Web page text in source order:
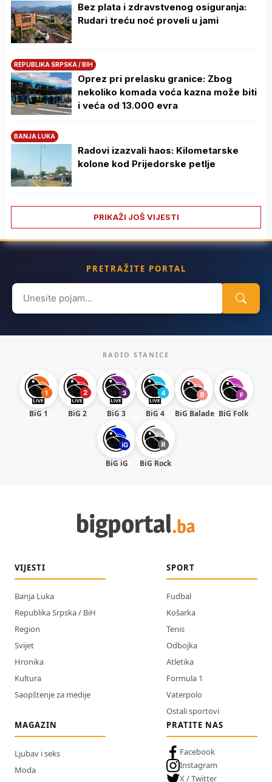
Bez plata i zdravstvenog osiguranja:
Rudari treću noć proveli u jami
REPUBLIKA SRPSKA / BIH
Oprez pri prelasku granice: Zbog
nekoliko komada voća kazna može biti
i veća od 13.000 evra
BANJA LUKA
Radovi izazvali haos: Kilometarske
kolone kod Prijedorske petlje
PRIKAŽI JOŠ VIJESTI
PRETRAŽITE PORTAL
Search
for:
RADIO STANICE
BiG 1 BiG 2 BiG 3 BiG 4 BiG Balade BiG Folk
BiG iG BiG Rock
VIJESTI
Banja Luka
Republika Srpska / BiH
Region
Svijet
Hronika
Kultura
Saopštenje za medije
SPORT
Fudbal
Košarka
Tenis
Odbojka
Atletika
Formula 1
Vaterpolo
Ostali sportovi
MAGAZIN
Ljubav i seks
Moda
PRATITE NAS
Facebook
Instagram
X / Twitter